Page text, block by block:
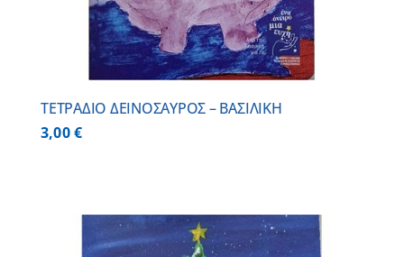
ΤΕΤΡΑΔΙΟ ΔΕΙΝΟΣΑΥΡΟΣ – ΒΑΣΙΛΙΚΗ
3,00€